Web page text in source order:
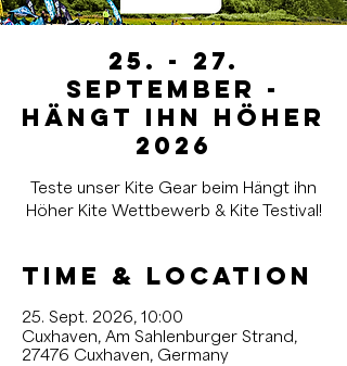
25. - 27.
September -
Hängt ihn Höher
2026
Teste unser Kite Gear beim Hängt ihn
Höher Kite Wettbewerb & Kite Testival!
Time & Location
25. Sept. 2026, 10:00
Cuxhaven, Am Sahlenburger Strand,
27476 Cuxhaven, Germany